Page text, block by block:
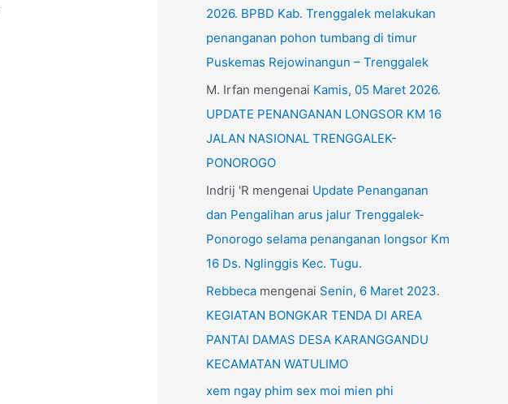
2026. BPBD Kab. Trenggalek melakukan
penanganan pohon tumbang di timur
Puskemas Rejowinangun – Trenggalek
M. Irfan mengenai Kamis, 05 Maret 2026.
UPDATE PENANGANAN LONGSOR KM 16
JALAN NASIONAL TRENGGALEK-
PONOROGO
Indrij 'R mengenai Update Penanganan
dan Pengalihan arus jalur Trenggalek-
Ponorogo selama penanganan longsor Km
16 Ds. Nglinggis Kec. Tugu.
Rebbeca mengenai Senin, 6 Maret 2023.
KEGIATAN BONGKAR TENDA DI AREA
PANTAI DAMAS DESA KARANGGANDU
KECAMATAN WATULIMO
xem ngay phim sex moi mien phi